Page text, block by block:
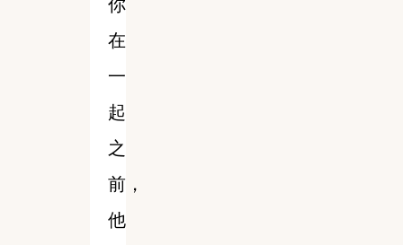
你
在
一
起
之
前，
他